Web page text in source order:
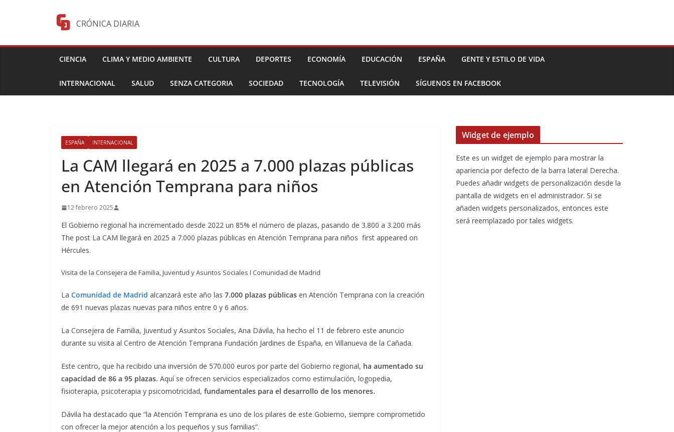
CRÓNICA DIARIA
CIENCIA CLIMA Y MEDIO AMBIENTE CULTURA DEPORTES ECONOMÍA EDUCACIÓN ESPAÑA GENTE Y ESTILO DE VIDA
INTERNACIONAL SALUD SENZA CATEGORIA SOCIEDAD TECNOLOGÍA TELEVISIÓN SÍGUENOS EN FACEBOOK
ESPAÑA INTERNACIONAL
La CAM llegará en 2025 a 7.000 plazas públicas
en Atención Temprana para niños
12 febrero 2025
El Gobierno regional ha incrementado desde 2022 un 85% el número de plazas, pasando de 3.800 a 3.200 más
The post La CAM llegará en 2025 a 7.000 plazas públicas en Atención Temprana para niños first appeared on
Hércules.
Visita de la Consejera de Familia, Juventud y Asuntos Sociales I Comunidad de Madrid
La Comunidad de Madrid alcanzará este año las 7.000 plazas públicas en Atención Temprana con la creación
de 691 nuevas plazas nuevas para niños entre 0 y 6 años.
La Consejera de Familia, Juventud y Asuntos Sociales, Ana Dávila, ha hecho el 11 de febrero este anuncio
durante su visita al Centro de Atención Temprana Fundación Jardines de España, en Villanueva de la Cañada.
Este centro, que ha recibido una inversión de 570.000 euros por parte del Gobierno regional, ha aumentado su
capacidad de 86 a 95 plazas. Aquí se ofrecen servicios especializados como estimulación, logopedia,
fisioterapia, psicoterapia y psicomotricidad, fundamentales para el desarrollo de los menores.
Dávila ha destacado que “la Atención Temprana es uno de los pilares de este Gobierno, siempre comprometido
con ofrecer la mejor atención a los pequeños y sus familias”.
Widget de ejemplo
Este es un widget de ejemplo para mostrar la
apariencia por defecto de la barra lateral Derecha.
Puedes añadir widgets de personalización desde la
pantalla de widgets en el administrador. Si se
añaden widgets personalizados, entonces este
será reemplazado por tales widgets.